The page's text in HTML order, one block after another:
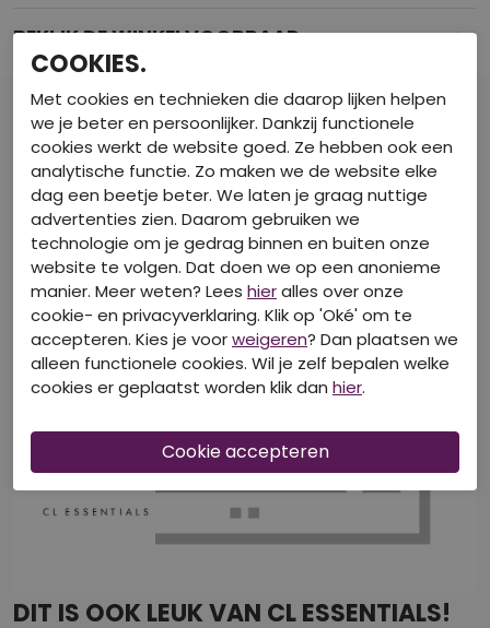
BEKIJK DE WINKELVOORRAAD
DIT IS OOK LEUK VAN CL ESSENTIALS!
COOKIES.
Met cookies en technieken die daarop lijken helpen
we je beter en persoonlijker. Dankzij functionele
cookies werkt de website goed. Ze hebben ook een
analytische functie. Zo maken we de website elke
dag een beetje beter. We laten je graag nuttige
advertenties zien. Daarom gebruiken we
technologie om je gedrag binnen en buiten onze
website te volgen. Dat doen we op een anonieme
manier. Meer weten? Lees hieralles over onze
cookie- en privacyverklaring. Klik op 'Oké' om te
accepteren. Kies je voorweigeren? Dan plaatsen we
alleen functionele cookies. Wil je zelf bepalen welke
cookies er geplaatst worden klik dan hier.